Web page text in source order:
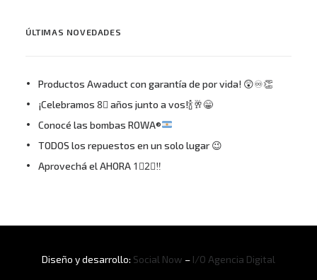
ÚLTIMAS NOVEDADES
Productos Awaduct con garantía de por vida! 😲♾👏
¡Celebramos 8⃣ años junto a vos!🍾🥂😁
Conocé las bombas ROWA®
TODOS los repuestos en un solo lugar 😉
Aprovechá el AHORA 1⃣2⃣‼
Diseño y desarrollo: Social Now – I/O Agencia Digital